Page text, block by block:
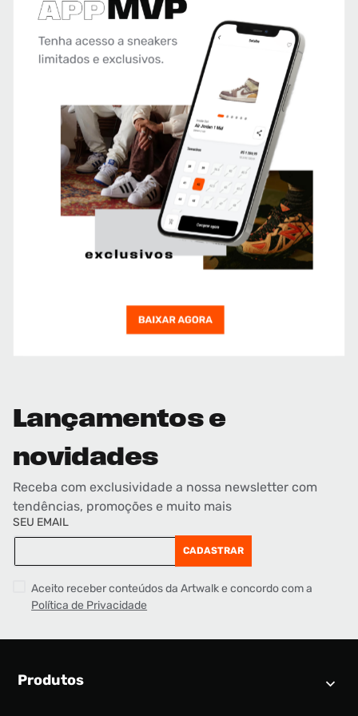
Lançamentos e
novidades
Receba com exclusividade a nossa newsletter com
tendências, promoções e muito mais
SEU EMAIL
CADASTRAR
Aceito receber conteúdos da Artwalk e concordo com a
Política de Privacidade
Produtos